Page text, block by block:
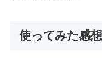
使ってみた感想